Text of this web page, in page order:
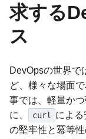
求する
ス
DevOpsの世界で
ど、様々な場面
事では、軽量か
に、
curl
による
の堅牢性と冪等